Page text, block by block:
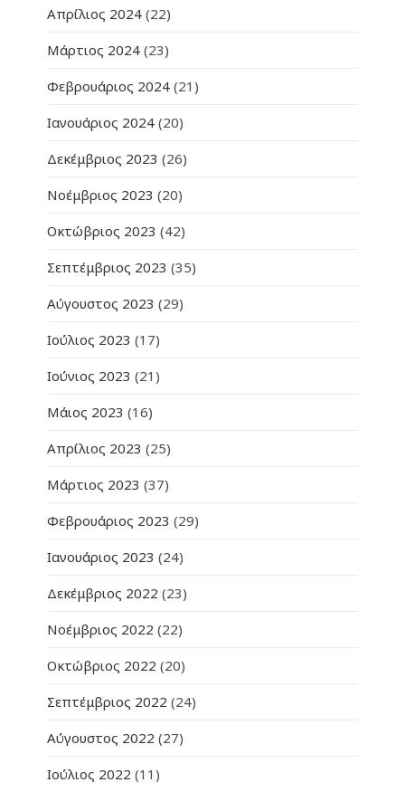
Απρίλιος 2024 (22)
Μάρτιος 2024 (23)
Φεβρουάριος 2024 (21)
Ιανουάριος 2024 (20)
Δεκέμβριος 2023 (26)
Νοέμβριος 2023 (20)
Οκτώβριος 2023 (42)
Σεπτέμβριος 2023 (35)
Αύγουστος 2023 (29)
Ιούλιος 2023 (17)
Ιούνιος 2023 (21)
Μάιος 2023 (16)
Απρίλιος 2023 (25)
Μάρτιος 2023 (37)
Φεβρουάριος 2023 (29)
Ιανουάριος 2023 (24)
Δεκέμβριος 2022 (23)
Νοέμβριος 2022 (22)
Οκτώβριος 2022 (20)
Σεπτέμβριος 2022 (24)
Αύγουστος 2022 (27)
Ιούλιος 2022 (11)